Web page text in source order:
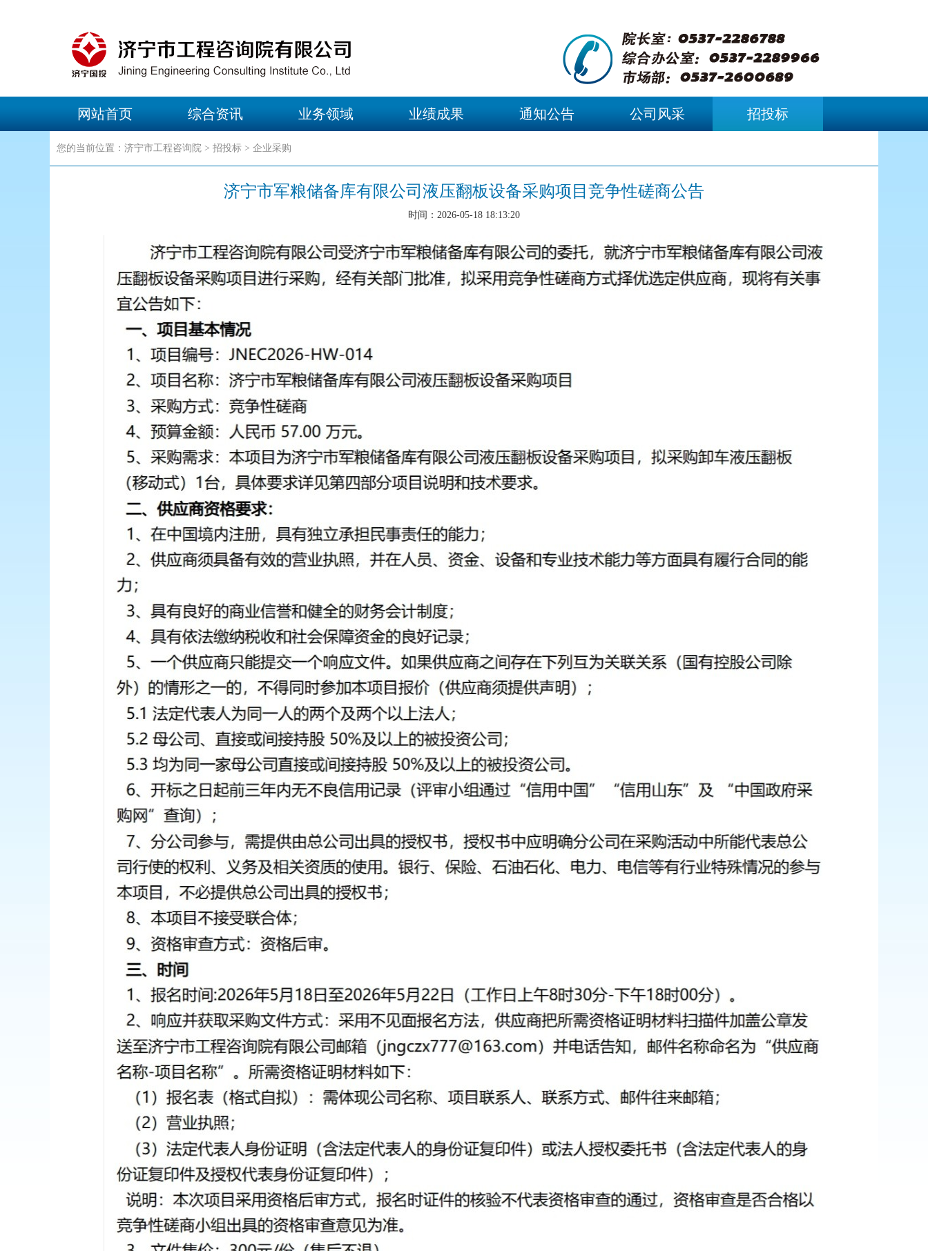
网站首页 综合资讯 业务领域 业绩成果 通知公告 公司风采 招投标
您的当前位置：济宁市工程咨询院 > 招投标 > 企业采购
济宁市军粮储备库有限公司液压翻板设备采购项目竞争性磋商公告
时间：2026-05-18 18:13:20